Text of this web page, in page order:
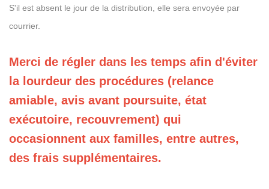
S'il est absent le jour de la distribution, elle sera envoyée par
courrier.
Merci de régler dans les temps afin d'éviter
la lourdeur des procédures (relance
amiable, avis avant poursuite, état
exécutoire, recouvrement) qui
occasionnent aux familles, entre autres,
des frais supplémentaires.